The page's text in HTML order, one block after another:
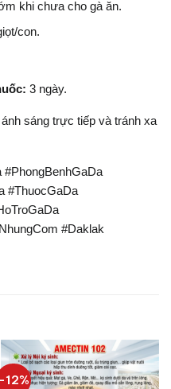
khi chưa cho gà ăn.
con.
3 ngày.
sáng trực tiếp và tránh xa
#PhongBenhGaDa
#ThuocGaDa
#Daklak